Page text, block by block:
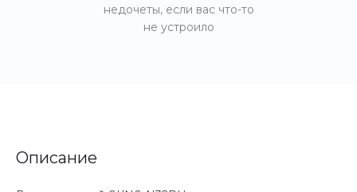
недочеты, если вас что-то
не устроило
Описание